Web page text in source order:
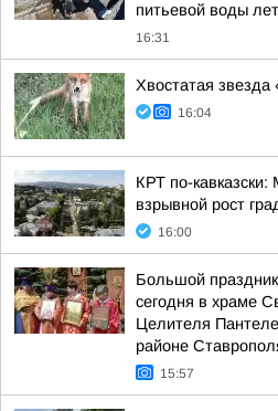
питьевой воды
16:31
Хвостатая звезда
16:04
КРТ по-
взрывной рост
16:00
Большой
сегодня в храме
Целителя
районе
15:57